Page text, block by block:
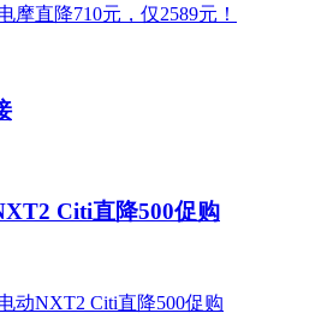
Citi直降500促购